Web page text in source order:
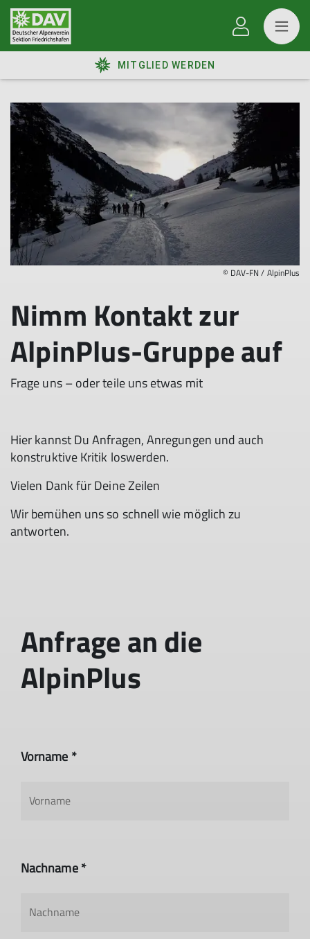
MITGLIED WERDEN
© DAV-FN / AlpinPlus
Nimm Kontakt zur
AlpinPlus-Gruppe auf
Frage uns – oder teile uns etwas mit
Hier kannst Du Anfragen, Anregungen und auch
konstruktive Kritik loswerden.
Vielen Dank für Deine Zeilen
Wir bemühen uns so schnell wie möglich zu
antworten.
Anfrage an die
AlpinPlus
Vorname *
Nachname *